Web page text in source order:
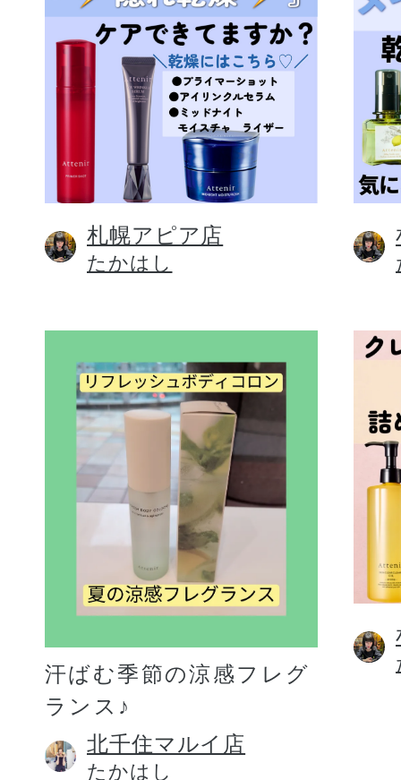
札幌アピア店
たかはし
汗ばむ季節の涼感フレグ
ランス♪
北千住マルイ店
たかはし